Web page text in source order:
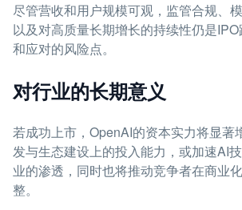
尽管营收和用户规模可观，监管合规、
以及对高质量长期增长的持续性仍是
和应对的风险点。
对行业的长期意义
若成功上市，OpenAI的资本实力将显著
发与生态建设上的投入能力，或加速AI
业的渗透，同时也将推动竞争者在商业
整。